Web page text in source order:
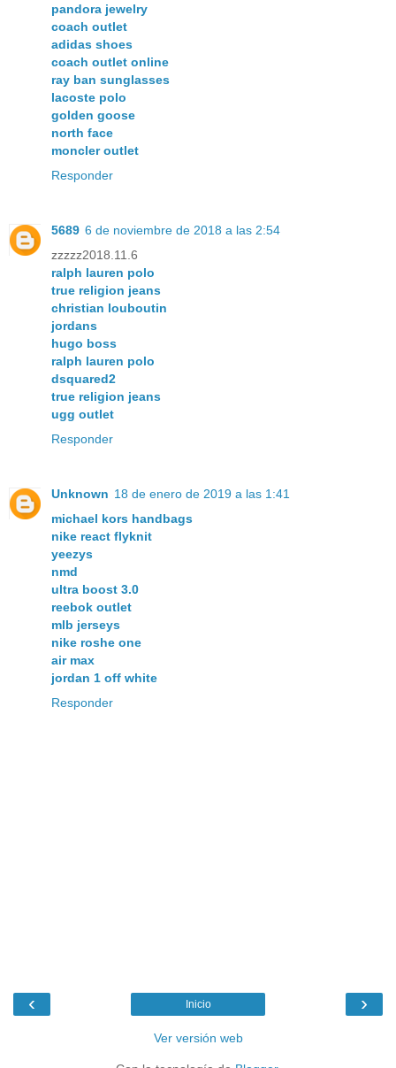
pandora jewelry
coach outlet
adidas shoes
coach outlet online
ray ban sunglasses
lacoste polo
golden goose
north face
moncler outlet
Responder
5689 6 de noviembre de 2018 a las 2:54
zzzzz2018.11.6
ralph lauren polo
true religion jeans
christian louboutin
jordans
hugo boss
ralph lauren polo
dsquared2
true religion jeans
ugg outlet
Responder
Unknown 18 de enero de 2019 a las 1:41
michael kors handbags
nike react flyknit
yeezys
nmd
ultra boost 3.0
reebok outlet
mlb jerseys
nike roshe one
air max
jordan 1 off white
Responder
‹ ›
Inicio
Ver versión web